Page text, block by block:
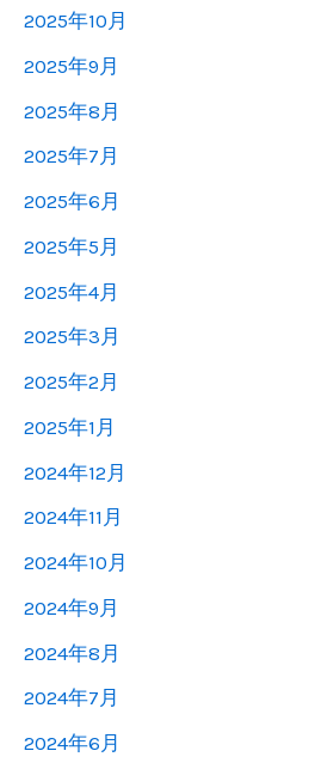
2025年10月
2025年9月
2025年8月
2025年7月
2025年6月
2025年5月
2025年4月
2025年3月
2025年2月
2025年1月
2024年12月
2024年11月
2024年10月
2024年9月
2024年8月
2024年7月
2024年6月